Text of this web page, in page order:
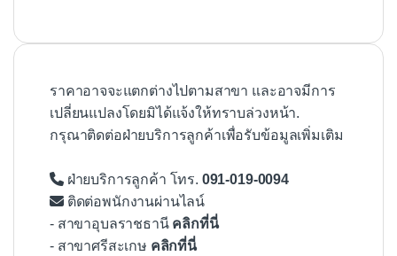
ราคาอาจจะแตกต่างไปตามสาขา และอาจมีการ
เปลี่ยนแปลงโดยมิได้แจ้งให้ทราบล่วงหน้า.
กรุณาติดต่อฝ่ายบริการลูกค้าเพื่อรับข้อมูลเพิ่มเติม
ฝ่ายบริการลูกค้า โทร. 091-019-0094
ติดต่อพนักงานผ่านไลน์
- สาขาอุบลราชธานี คลิกที่นี่
- สาขาศรีสะเกษ คลิกที่นี่